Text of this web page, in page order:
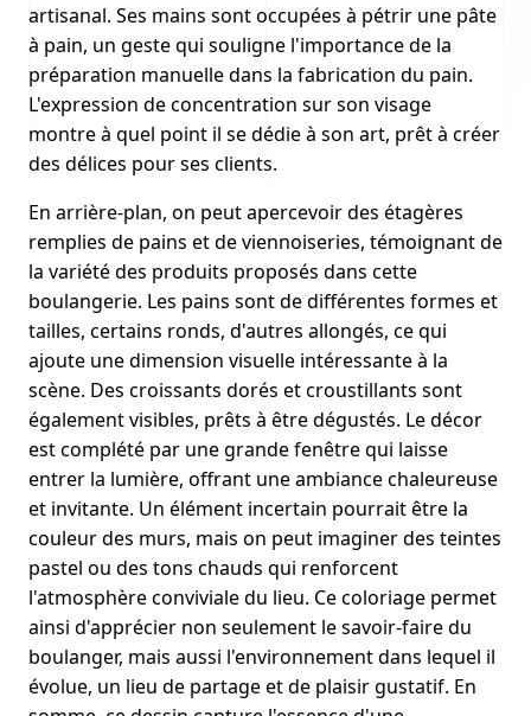
artisanal. Ses mains sont occupées à pétrir une pâte
à pain, un geste qui souligne l'importance de la
préparation manuelle dans la fabrication du pain.
L'expression de concentration sur son visage
montre à quel point il se dédie à son art, prêt à créer
des délices pour ses clients.
En arrière-plan, on peut apercevoir des étagères
remplies de pains et de viennoiseries, témoignant de
la variété des produits proposés dans cette
boulangerie. Les pains sont de différentes formes et
tailles, certains ronds, d'autres allongés, ce qui
ajoute une dimension visuelle intéressante à la
scène. Des croissants dorés et croustillants sont
également visibles, prêts à être dégustés. Le décor
est complété par une grande fenêtre qui laisse
entrer la lumière, offrant une ambiance chaleureuse
et invitante. Un élément incertain pourrait être la
couleur des murs, mais on peut imaginer des teintes
pastel ou des tons chauds qui renforcent
l'atmosphère conviviale du lieu. Ce coloriage permet
ainsi d'apprécier non seulement le savoir-faire du
boulanger, mais aussi l'environnement dans lequel il
évolue, un lieu de partage et de plaisir gustatif. En